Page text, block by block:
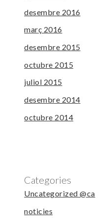
desembre 2016
març 2016
desembre 2015
octubre 2015
juliol 2015
desembre 2014
octubre 2014
Categories
Uncategorized @ca
noticies